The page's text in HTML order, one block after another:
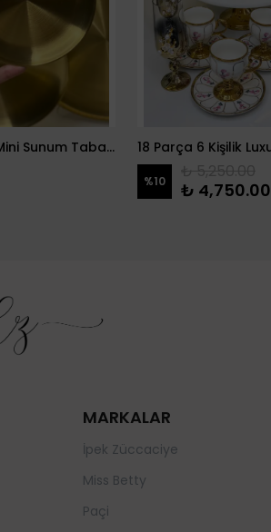
14 Cm Gold Mini Sunum Tabağı
%10 ₺ 4,750.00
MARKALAR
İpek Züccaciye
Miss Betty
Paçi